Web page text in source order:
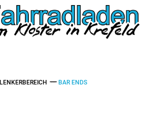
LENKERBEREICH BAR ENDS